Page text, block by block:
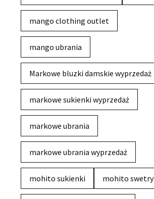
mango clothing outlet
mango ubrania
Markowe bluzki damskie wyprzedaż
markowe sukienki wyprzedaż
markowe ubrania
markowe ubrania wyprzedaż
mohito sukienki mohito swetry